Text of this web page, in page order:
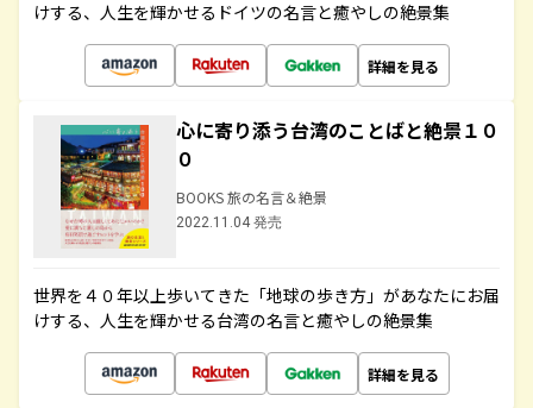
けする、人生を輝かせるドイツの名言と癒やしの絶景集
詳細を見る
心に寄り添う台湾のことばと絶景１０
０
BOOKS 旅の名言＆絶景
2022.11.04 発売
世界を４０年以上歩いてきた「地球の歩き方」があなたにお届
けする、人生を輝かせる台湾の名言と癒やしの絶景集
詳細を見る